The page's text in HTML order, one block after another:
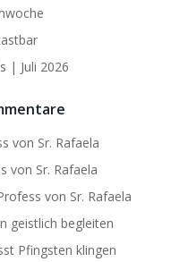
| Juli 2026
von Sr. Rafaela
von Sr. Rafaela
von Sr. Rafaela
geistlich begleiten
Pfingsten klingen